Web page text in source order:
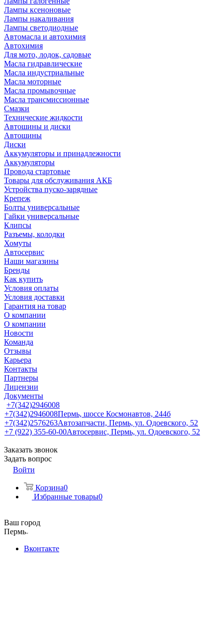
Лампы ксеноновые
Лампы накаливания
Лампы светодиодные
Автомасла и автохимия
Автохимия
Для мото, лодок, садовые
Масла гидравлические
Масла индустриальные
Масла моторные
Масла промывочные
Масла трансмиссионные
Смазки
Технические жидкости
Автошины и диски
Автошины
Диски
Аккумуляторы и принадлежности
Аккумуляторы
Провода стартовые
Товары для обслуживания АКБ
Устройства пуско-зарядные
Крепеж
Болты универсальные
Гайки универсальные
Клипсы
Разъемы, колодки
Хомуты
Автосервис
Наши магазины
Бренды
Как купить
Условия оплаты
Условия доставки
Гарантия на товар
О компании
О компании
Новости
Команда
Отзывы
Карьера
Контакты
Партнеры
Лицензии
Документы
+7(342)2946008
+7(342)2946008Пермь, шоссе Космонавтов, 244б
+7(342)2576263Автозапчасти, Пермь, ул. Одоевского, 52
+7 (922) 355-60-00Автосервис, Пермь, ул. Одоевского, 52
Заказать звонок
Задать вопрос
Войти
Корзина0
Избранные товары0
Ваш город
Пермь
Вконтакте